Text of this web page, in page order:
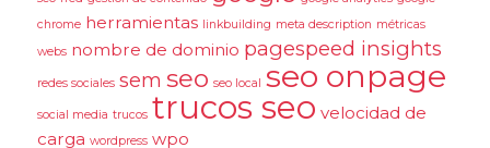
chrome herramientas linkbuilding meta description métricas
webs nombre de dominio pagespeed insights
redes sociales sem seo seo local seo onpage
social media trucos trucos seo velocidad de
carga wordpress wpo